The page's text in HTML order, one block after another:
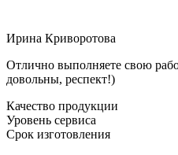
Ирина Криворотова
Отлично выполняете свою
довольны, респект!)
Качество продукции
Уровень сервиса
Срок изготовления